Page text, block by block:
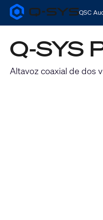
Q-
SYS
Products
Homepage
QSC
Q-SYS
Altavoz coaxial de dos